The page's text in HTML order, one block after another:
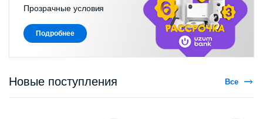
Прозрачные условия
Подробнее
Новые поступления Все